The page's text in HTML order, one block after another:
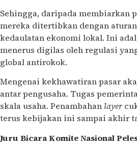
Sehingga, daripada membiarkan
mereka ditertibkan dengan
kedaulatan ekonomi lokal. Ini
menerus digilas oleh regulasi
global antirokok.
Mengenai kekhawatiran pasar
antar pengusaha. Tugas
skala usaha. Penambahan layer
terus kebijakan ini sampai akhir
Juru Bicara Komite Nasional